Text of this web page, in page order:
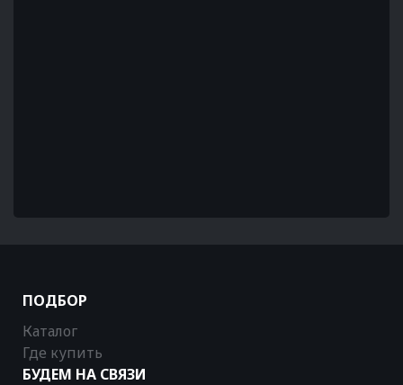
ПОДБОР
Каталог
Где купить
БУДЕМ НА СВЯЗИ